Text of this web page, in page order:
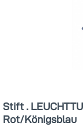
Stift .
Rot/Königsblau